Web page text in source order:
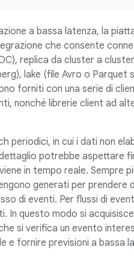
a bassa latenza, la
che consente
replica da cluster a
lake (file Avro o Parquet
forniti con una serie di
nonché librerie client ad
in cui i dati non
potrebbe aspettare
in tempo reale. Sempre
generati per prendere
di eventi. Per flussi di
In questo modo si
si verifica un evento
e fornire previsioni a bassa